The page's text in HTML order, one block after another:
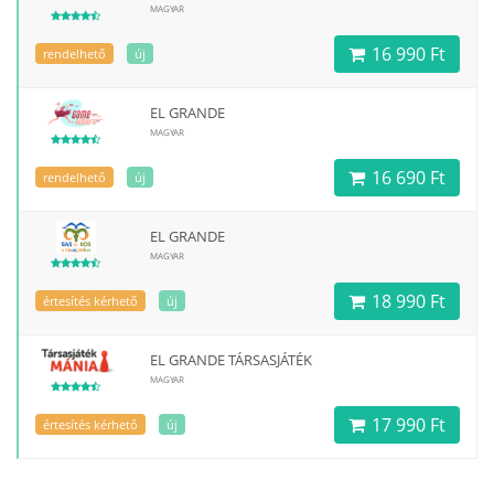
MAGYAR
rendelhető új 16 990 Ft
EL GRANDE
MAGYAR
rendelhető új 16 690 Ft
EL GRANDE
MAGYAR
értesítés kérhető új 18 990 Ft
EL GRANDE TÁRSASJÁTÉK
MAGYAR
értesítés kérhető új 17 990 Ft